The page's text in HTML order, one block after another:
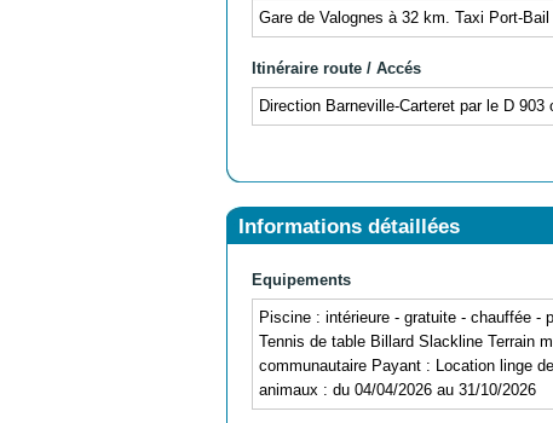
Gare de Valognes à 32 km. Taxi Port-
Itinéraire route / Accés
Direction Barneville-Carteret par le D
Informations détaillées
Equipements
Piscine : intérieure - gratuite - chauffée -
Tennis de table Billard Slackline Terrain
communautaire Payant : Location linge
animaux : du 04/04/2026 au 31/10/2026